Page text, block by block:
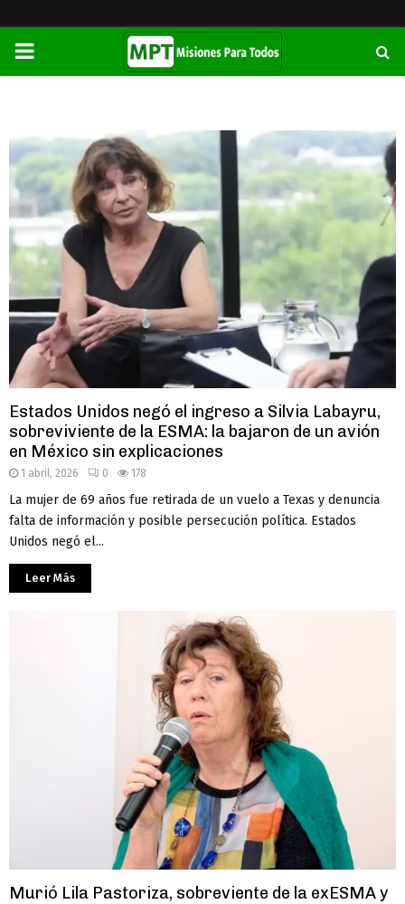
PRIMARY
Estados Unidos negó el ingreso a Silvia Labayru,
sobreviviente de la ESMA: la bajaron de un avión
en México sin explicaciones
1 abril, 2026 0 178
La mujer de 69 años fue retirada de un vuelo a Texas y denuncia
falta de información y posible persecución política. Estados
Unidos negó el...
Leer Más
Murió Lila Pastoriza, sobreviente de la exESMA y